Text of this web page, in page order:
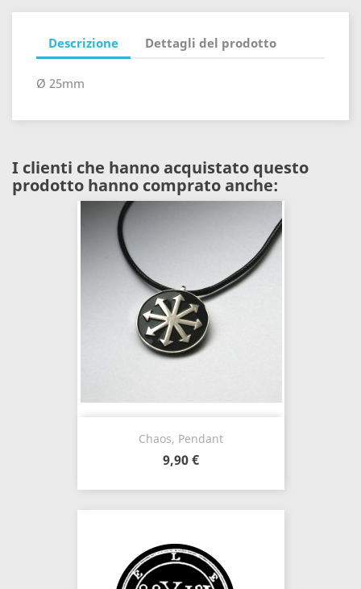
Descrizione Dettagli del prodotto
Ø 25mm
I clienti che hanno acquistato questo
prodotto hanno comprato anche:
Chaos, Pendant
9,90 €